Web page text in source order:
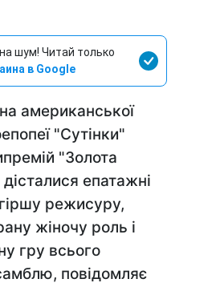
шум! Читай только
в Google
американської
"Сутінки"
"Золота
епатажні
режисуру,
жіночу роль і
гру всього
повідомляє